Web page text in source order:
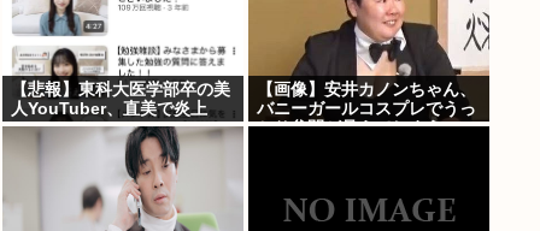
【悲報】東科大医学部卒の美
人YouTuber、直美で炎上
www
【画像】安井カノンちゃん、
バニーガールコスプレでうっ
かり谷間が見えてしまう